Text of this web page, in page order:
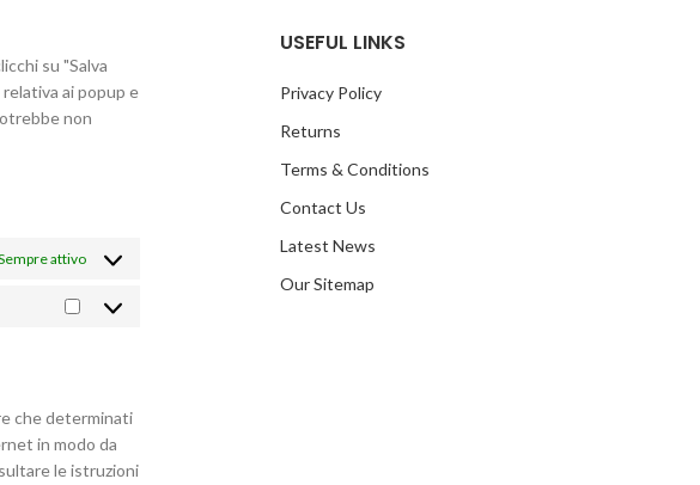
su "Salva
ai popup e
non
attivo
Marketing
che determinati
in modo da
le istruzioni
USEFUL LINKS
Privacy Policy
Returns
Terms & Conditions
Contact Us
Latest News
Our Sitemap